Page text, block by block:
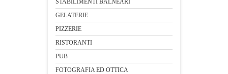
STABILIMENTI BALNEARI
GELATERIE
PIZZERIE
RISTORANTI
PUB
FOTOGRAFIA ED OTTICA